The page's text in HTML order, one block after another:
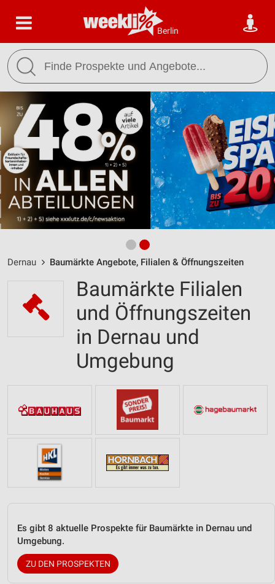
Berlin
Dernau Baumärkte Angebote, Filialen & Öffnungszeiten
Baumärkte Filialen
und Öffnungszeiten
in Dernau und
Umgebung
Es gibt 8 aktuelle Prospekte für Baumärkte in Dernau und
Umgebung.
ZU DEN PROSPEKTEN